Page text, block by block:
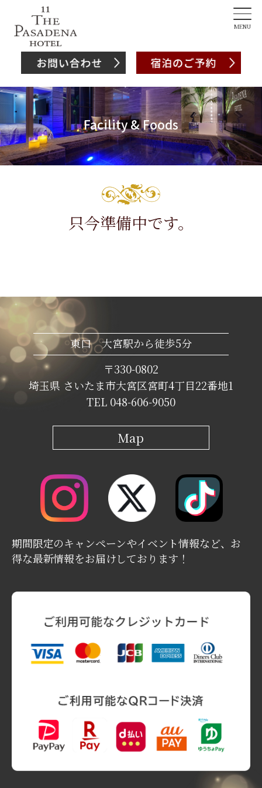
MENU
Facility & Foods
只今準備中です。
東口 大宮駅から徒歩5分
〒330-0802
埼玉県 さいたま市大宮区宮町4丁目22番地1
TEL 048-606-9050
Map
期間限定のキャンペーンやイベント情報など、お
得な最新情報をお届けしております！